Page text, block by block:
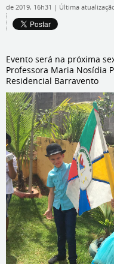
de 2019, 16h31 | Última
Evento será na próxima
Professora Maria Nosídia
Residencial Barravento